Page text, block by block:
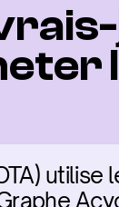
utilise